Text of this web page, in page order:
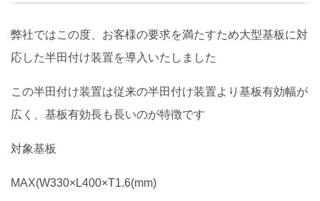
弊社ではこの度、お客様の要求を満たすため大型基板に対
応した半田付け装置を導入いたしました
この半田付け装置は従来の半田付け装置より基板有効幅が
広く、基板有効長も長いのが特徴です
対象基板
MAX(W330×L400×T1.6(mm)